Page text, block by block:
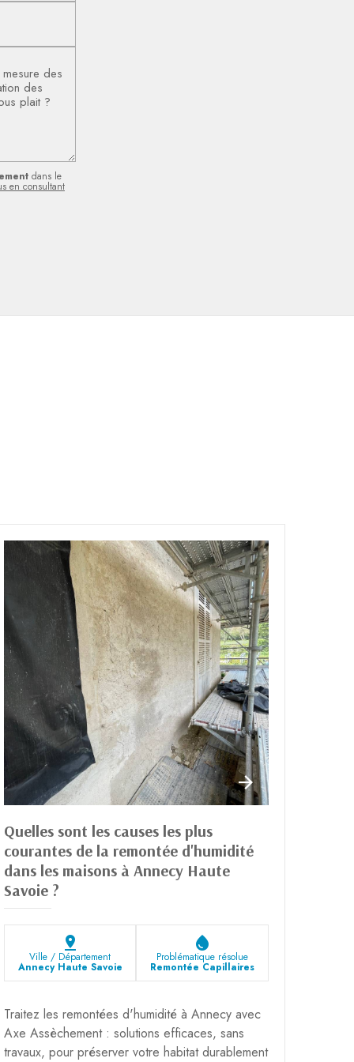
dans le
en consultant
Quelles sont les causes les plus
courantes de la remontée d'humidité
dans les maisons à Annecy Haute
Savoie ?
pin_drop
Ville / Département
Annecy Haute Savoie
water_drop
Problématique résolue
Remontée Capillaires
Traitez les remontées d'humidité à Annecy avec
Axe Assèchement : solutions efficaces, sans
travaux, pour préserver votre habitat durablement